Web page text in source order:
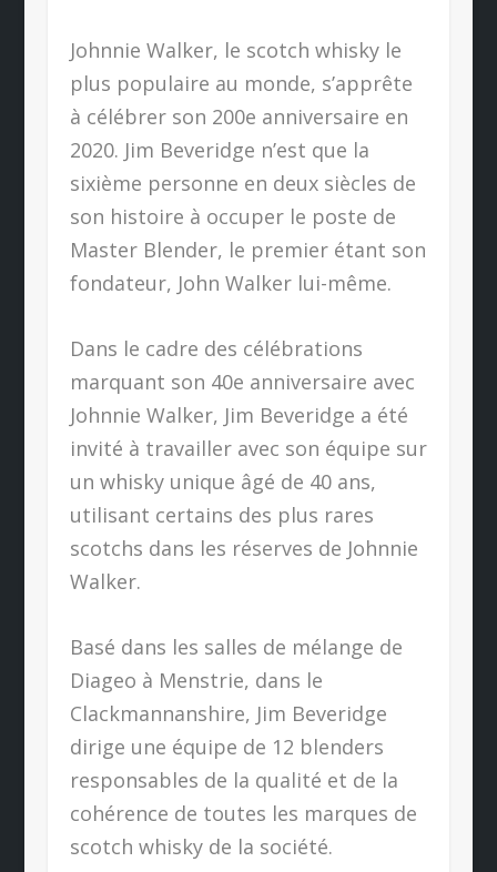
Johnnie Walker, le scotch whisky le
plus populaire au monde, s’apprête
à célébrer son 200e anniversaire en
2020. Jim Beveridge n’est que la
sixième personne en deux siècles de
son histoire à occuper le poste de
Master Blender, le premier étant son
fondateur, John Walker lui-même.
Dans le cadre des célébrations
marquant son 40e anniversaire avec
Johnnie Walker, Jim Beveridge a été
invité à travailler avec son équipe sur
un whisky unique âgé de 40 ans,
utilisant certains des plus rares
scotchs dans les réserves de Johnnie
Walker.
Basé dans les salles de mélange de
Diageo à Menstrie, dans le
Clackmannanshire, Jim Beveridge
dirige une équipe de 12 blenders
responsables de la qualité et de la
cohérence de toutes les marques de
scotch whisky de la société.